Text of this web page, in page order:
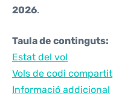
2026.
Taula de continguts:
Estat del vol
Vols de codi compartit
Informació addicional